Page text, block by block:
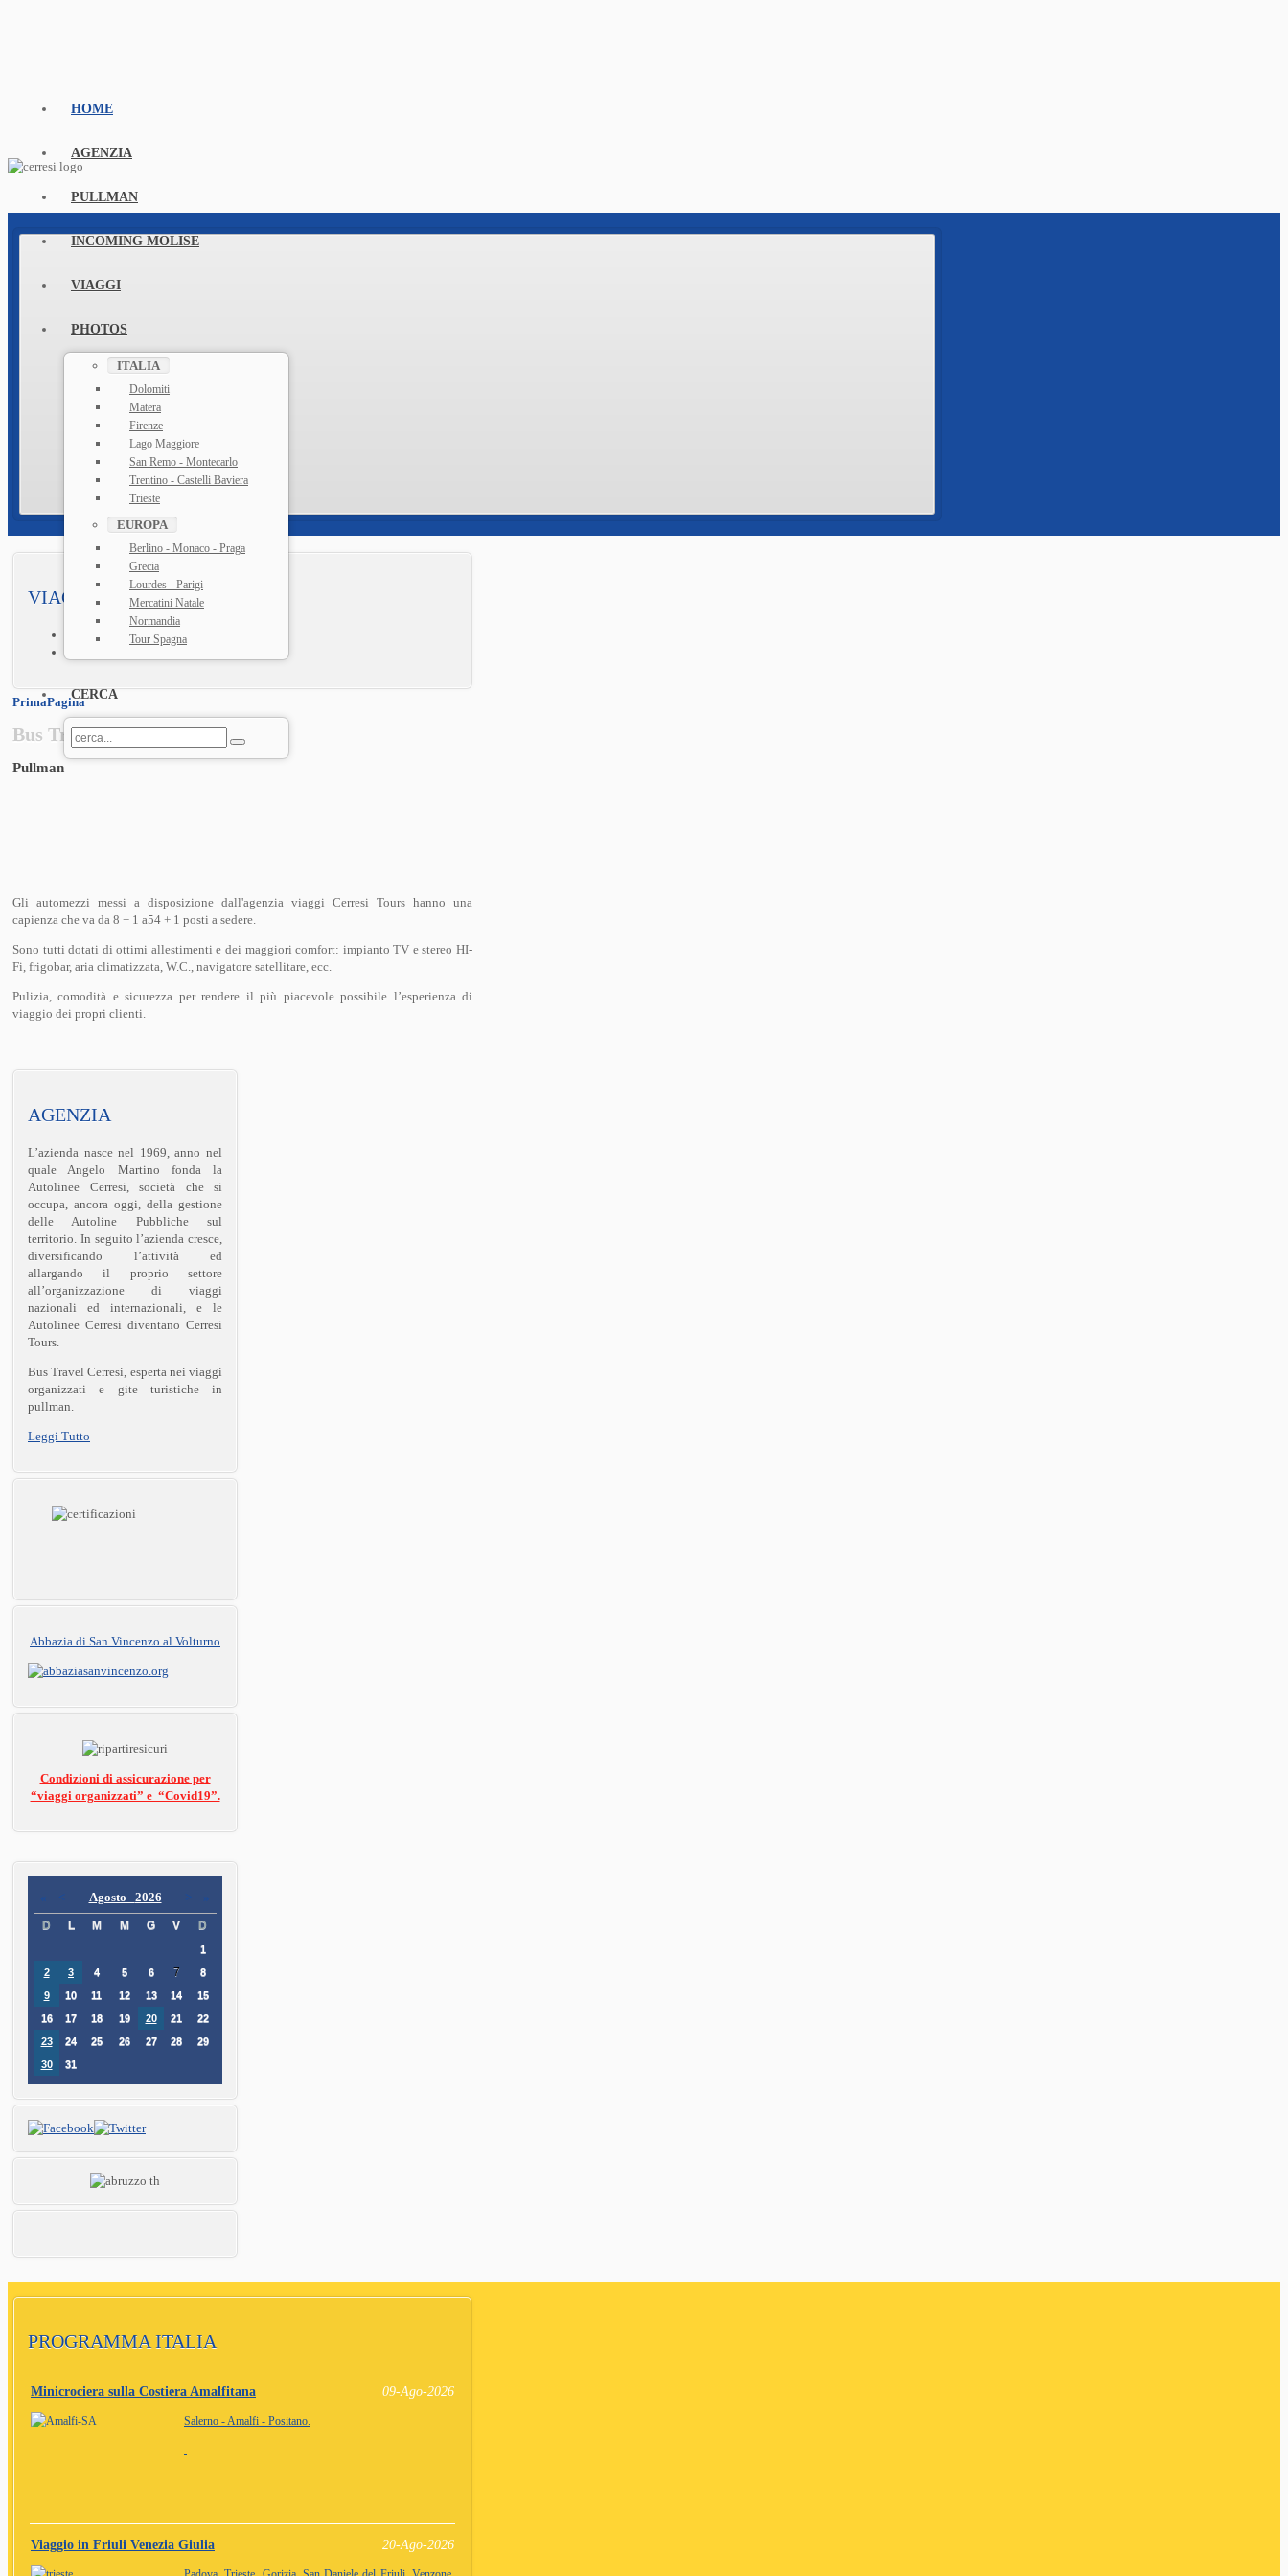
HOME
AGENZIA
PULLMAN
INCOMING MOLISE
VIAGGI
PHOTOS
ITALIA
Dolomiti
Matera
Firenze
Lago Maggiore
San Remo - Montecarlo
Trentino - Castelli Baviera
Trieste
EUROPA
Berlino - Monaco - Praga
Grecia
Lourdes - Parigi
Mercatini Natale
Normandia
Tour Spagna
CERCA
VIAGGIARE IN ...
PrimaPagina
Bus Travel Cerresi
Pullman
Gli automezzi messi a disposizione dall'agenzia viaggi Cerresi Tours hanno una
capienza che va da 8 + 1 a54 + 1 posti a sedere.
Sono tutti dotati di ottimi allestimenti e dei maggiori comfort: impianto TV e stereo HI-
Fi, frigobar, aria climatizzata, W.C., navigatore satellitare, ecc.
Pulizia, comodità e sicurezza per rendere il più piacevole possibile l’esperienza di
viaggio dei propri clienti.
AGENZIA
L’azienda nasce nel 1969, anno nel
quale Angelo Martino fonda la
Autolinee Cerresi, società che si
occupa, ancora oggi, della gestione
delle Autoline Pubbliche sul
territorio. In seguito l’azienda cresce,
diversificando l’attività ed
allargando il proprio settore
all’organizzazione di viaggi
nazionali ed internazionali, e le
Autolinee Cerresi diventano Cerresi
Tours.
Bus Travel Cerresi, esperta nei viaggi
organizzati e gite turistiche in
pullman.
Leggi Tutto
Abbazia di San Vincenzo al Volturno
Condizioni di assicurazione per
“viaggi organizzati” e “Covid19”.
« < Agosto 2026 > »
D L M M G V D
1
2
3 4 5 6 7
8
9
10 11 12 13 14
15
16
17 18 19 20 21
22
23
24 25 26 27 28
29
30
31
PROGRAMMA ITALIA
Minicrociera sulla Costiera Amalfitana 09-Ago-2026
Salerno - Amalfi - Positano.
Viaggio in Friuli Venezia Giulia 20-Ago-2026